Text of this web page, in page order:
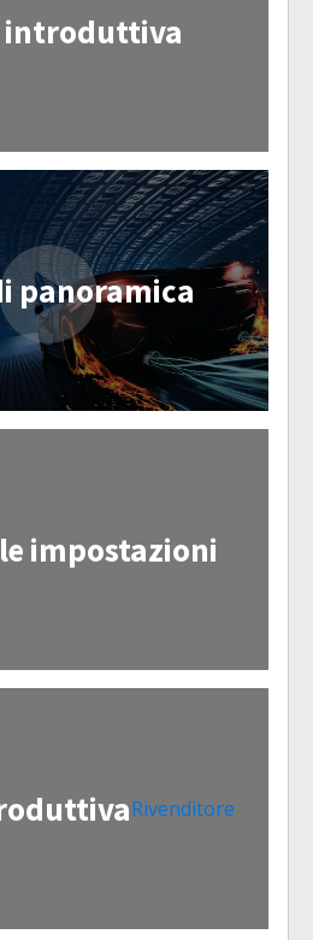
introduttiva
panoramica
impostazioni
Rivenditore